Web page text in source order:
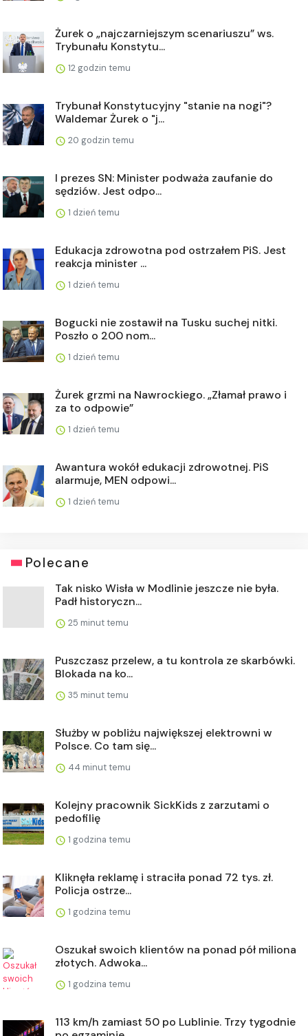
Żurek o „najczarniejszym scenariuszu” ws.
Trybunału Konstytu...
12 godzin temu
Trybunał Konstytucyjny "stanie na nogi"?
Waldemar Żurek o "j...
20 godzin temu
I prezes SN: Minister podważa zaufanie do
sędziów. Jest odpo...
1 dzień temu
Edukacja zdrowotna pod ostrzałem PiS. Jest
reakcja minister ...
1 dzień temu
Bogucki nie zostawił na Tusku suchej nitki.
Poszło o 200 nom...
1 dzień temu
Żurek grzmi na Nawrockiego. „Złamał prawo i
za to odpowie”
1 dzień temu
Awantura wokół edukacji zdrowotnej. PiS
alarmuje, MEN odpowi...
1 dzień temu
Polecane
Tak nisko Wisła w Modlinie jeszcze nie była.
Padł historyczn...
25 minut temu
Puszczasz przelew, a tu kontrola ze skarbówki.
Blokada na ko...
35 minut temu
Służby w pobliżu największej elektrowni w
Polsce. Co tam się...
44 minut temu
Kolejny pracownik SickKids z zarzutami o
pedofilię
1 godzina temu
Kliknęła reklamę i straciła ponad 72 tys. zł.
Policja ostrze...
1 godzina temu
Oszukał swoich klientów na ponad pół miliona
złotych. Adwoka...
1 godzina temu
113 km/h zamiast 50 po Lublinie. Trzy tygodnie